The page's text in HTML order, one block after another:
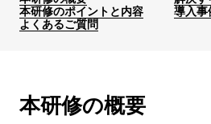
本研修のポイントと内容
導入事
よくあるご質問
本研修の概要